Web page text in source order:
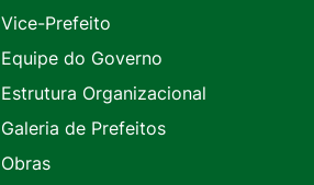
Vice-Prefeito
Equipe do Governo
Estrutura Organizacional
Galeria de Prefeitos
Obras